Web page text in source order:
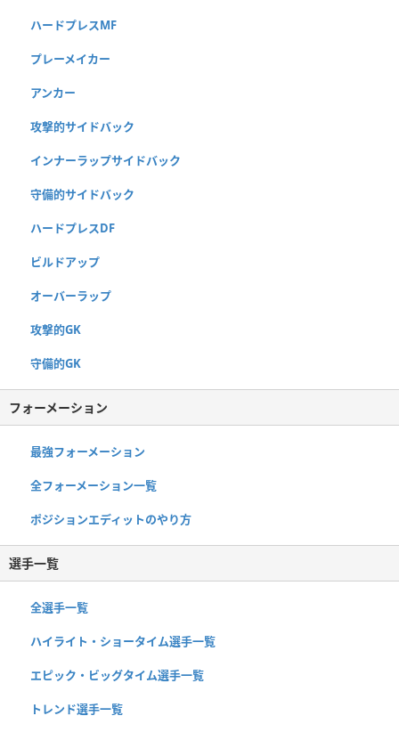
ハードプレスMF
プレーメイカー
アンカー
攻撃的サイドバック
インナーラップサイドバック
守備的サイドバック
ハードプレスDF
ビルドアップ
オーバーラップ
攻撃的GK
守備的GK
フォーメーション
最強フォーメーション
全フォーメーション一覧
ポジションエディットのやり方
選手一覧
全選手一覧
ハイライト・ショータイム選手一覧
エピック・ビッグタイム選手一覧
トレンド選手一覧